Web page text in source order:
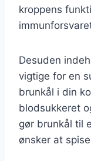
kroppens
Desuden
vigtige for en
brunkål i din
blodsukkeret
gør brunkål til
ønsker at